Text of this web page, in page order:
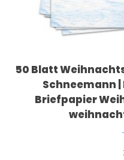
50 Blatt
Schneemann
Briefpapier